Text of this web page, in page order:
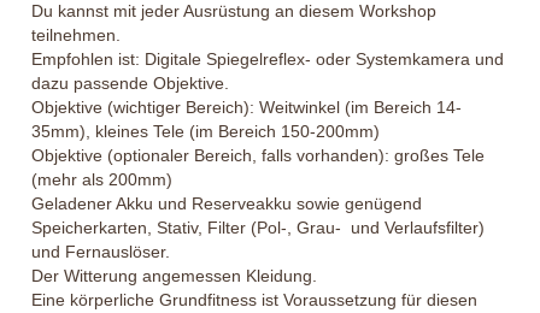
Du kannst mit jeder Ausrüstung an diesem Workshop
teilnehmen.
Empfohlen ist: Digitale Spiegelreflex- oder Systemkamera und
dazu passende Objektive.
Objektive (wichtiger Bereich): Weitwinkel (im Bereich 14-
35mm), kleines Tele (im Bereich 150-200mm)
Objektive (optionaler Bereich, falls vorhanden): großes Tele
(mehr als 200mm)
Geladener Akku und Reserveakku sowie genügend
Speicherkarten, Stativ, Filter (Pol-, Grau-  und Verlaufsfilter)
und Fernauslöser.
Der Witterung angemessen Kleidung.
Eine körperliche Grundfitness ist Voraussetzung für diesen